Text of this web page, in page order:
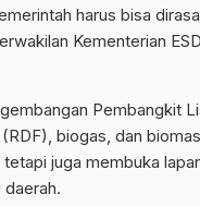
harus bisa
Kementerian
Pembangkit
biogas, dan
juga membuka